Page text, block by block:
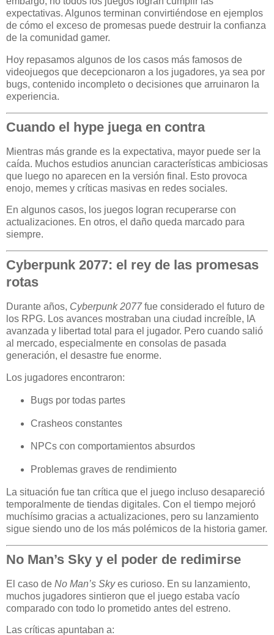
expectativas. Algunos terminan convirtiéndose en ejemplos
de cómo el exceso de promesas puede destruir la confianza
de la comunidad gamer.
Hoy repasamos algunos de los casos más famosos de
videojuegos que decepcionaron a los jugadores, ya sea por
bugs, contenido incompleto o decisiones que arruinaron la
experiencia.
Cuando el hype juega en contra
Mientras más grande es la expectativa, mayor puede ser la
caída. Muchos estudios anuncian características ambiciosas
que luego no aparecen en la versión final. Esto provoca
enojo, memes y críticas masivas en redes sociales.
En algunos casos, los juegos logran recuperarse con
actualizaciones. En otros, el daño queda marcado para
siempre.
Cyberpunk 2077: el rey de las promesas
rotas
Durante años, Cyberpunk 2077fue considerado el futuro de
los RPG. Los avances mostraban una ciudad increíble, IA
avanzada y libertad total para el jugador. Pero cuando salió
al mercado, especialmente en consolas de pasada
generación, el desastre fue enorme.
Los jugadores encontraron:
Bugs por todas partes
Crasheos constantes
NPCs con comportamientos absurdos
Problemas graves de rendimiento
La situación fue tan crítica que el juego incluso desapareció
temporalmente de tiendas digitales. Con el tiempo mejoró
muchísimo gracias a actualizaciones, pero su lanzamiento
sigue siendo uno de los más polémicos de la historia gamer.
No Man’s Sky y el poder de redimirse
El caso de No Man’s Skyes curioso. En su lanzamiento,
muchos jugadores sintieron que el juego estaba vacío
comparado con todo lo prometido antes del estreno.
Las críticas apuntaban a: